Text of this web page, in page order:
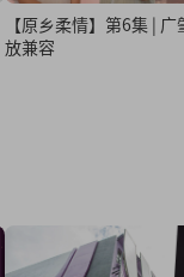
【原乡柔情】第6集 | 广
放兼容